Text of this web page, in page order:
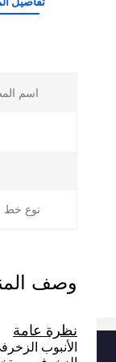
اسم
نوع خط
وصف
نظرة عامة
الأنبوب